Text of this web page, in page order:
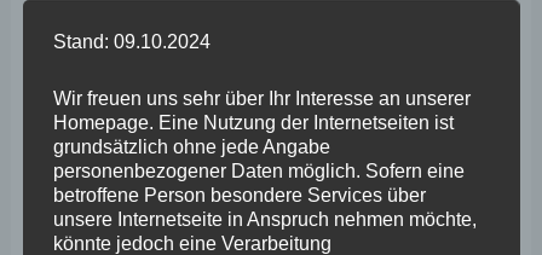
Stellplatz sind. Hinzu kommt ein massiver Fahrer-
Engpass. Stephan Wefelscheid,
Die
Stellplatz-
Weiterlesen
Stand: 09.10.2024
Wir freuen uns sehr über Ihr Interesse an unserer
Homepage. Eine Nutzung der Internetseiten ist
grundsätzlich ohne jede Angabe
personenbezogener Daten möglich. Sofern eine
betroffene Person besondere Services über
unsere Internetseite in Anspruch nehmen möchte,
könnte jedoch eine Verarbeitung